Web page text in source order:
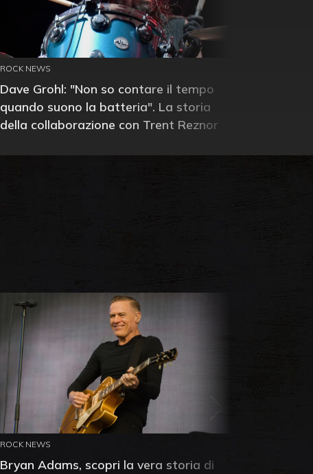
ROCK NEWS
Dave Grohl: "Non so contare il tempo
quando suono la batteria". La storia
della collaborazione con Trent Reznor
ROCK NEWS
Bryan Adams, scopri la vera storia di